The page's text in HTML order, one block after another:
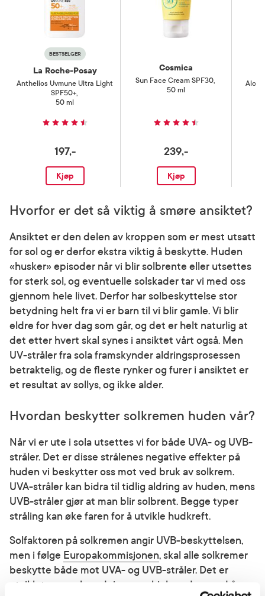
BESTSELGER
La Roche-Posay
Anthelios Uvmune Ultra Light
SPF50+,
50 ml
197,-
Kjøp
Cosmica
Sun Face Cream SPF30,
50 ml
239,-
Kjøp
Aloe
Hvorfor er det så viktig å smøre ansiktet?
Ansiktet er den delen av kroppen som er mest utsatt
for sol og er derfor ekstra viktig å beskytte. Huden
«husker» episoder når vi blir solbrente eller utsettes
for sterk sol, og eventuelle solskader tar vi med oss
gjennom hele livet. Derfor har solbeskyttelse stor
betydning helt fra vi er barn til vi blir gamle. Vi blir
eldre for hver dag som går, og det er helt naturlig at
det etter hvert skal synes i ansiktet vårt også. Men
UV-stråler fra sola framskynder aldringsprosessen
betraktelig, og de fleste rynker og furer i ansiktet er
et resultat av sollys, og ikke alder.
Hvordan beskytter solkremen huden vår?
Når vi er ute i sola utsettes vi for både UVA- og UVB-
stråler. Det er disse strålenes negative effekter på
huden vi beskytter oss mot ved bruk av solkrem.
UVA-stråler kan bidra til tidlig aldring av huden, mens
UVB-stråler gjør at man blir solbrent. Begge typer
stråling kan øke faren for å utvikle hudkreft.
Solfaktoren på solkremen angir UVB-beskyttelsen,
men i følge Europakommisjonen, skal alle solkremer
beskytte både mot UVA- og UVB-stråler. Det er
utviklet en merkeordning som hjelper deg med å